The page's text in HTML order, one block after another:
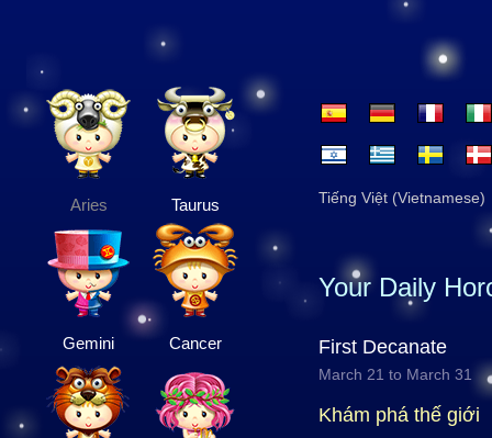
Aries Taurus
Gemini Cancer
Tiếng Việt (Vietnamese)
Your Daily
First Decanate
March 21 to March 31
Khám phá thế giới